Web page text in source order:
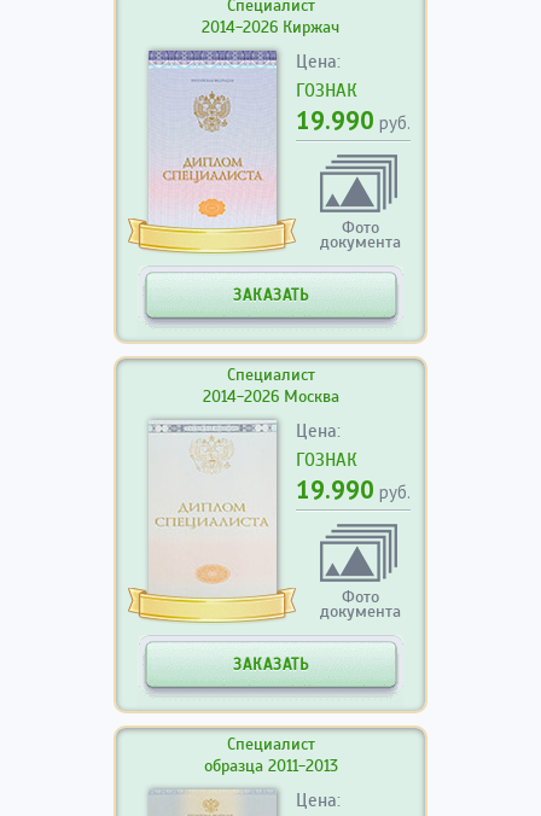
Специалист
2014-2026 Киржач
Цена:
ГОЗНАК
19.990 руб.
Фото
документа
ЗАКАЗАТЬ
Специалист
2014-2026 Москва
Цена:
ГОЗНАК
19.990 руб.
Фото
документа
ЗАКАЗАТЬ
Специалист
образца 2011-2013
Цена: